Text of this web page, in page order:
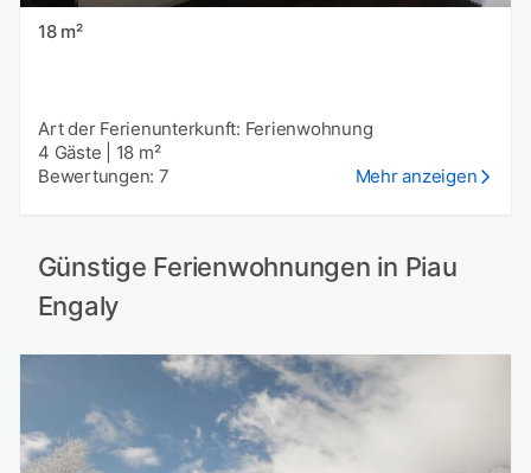
18 m²
Art der Ferienunterkunft: Ferienwohnung
4 Gäste
18 m²
Bewertungen: 7
Mehr anzeigen
Günstige Ferienwohnungen in Piau
Engaly